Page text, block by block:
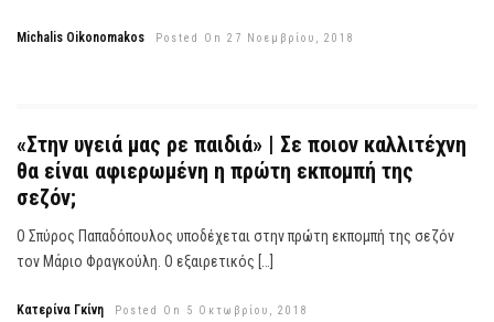
Michalis Oikonomakos Posted On 27 Νοεμβρίου, 2018
«Στην υγειά μας ρε παιδιά» | Σε ποιον καλλιτέχνη
θα είναι αφιερωμένη η πρώτη εκπομπή της
σεζόν;
Ο Σπύρος Παπαδόπουλος υποδέχεται στην πρώτη εκπομπή της σεζόν
τον Μάριο Φραγκούλη. Ο εξαιρετικός […]
Κατερίνα Γκίνη Posted On 5 Οκτωβρίου, 2018